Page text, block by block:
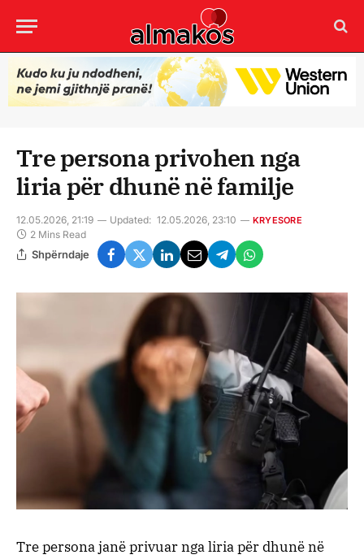
Tre persona privohen nga
liria për dhunë në familje
12.05.2026, 21:19 Updated: 12.05.2026, 23:10 KRYESORE
2 Mins Read
Shpërndaje
Tre persona janë privuar nga liria për dhunë në